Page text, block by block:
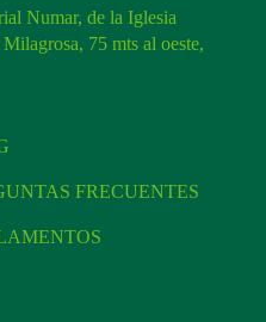
Numar, de la Iglesia
75 mts al oeste,
FRECUENTES